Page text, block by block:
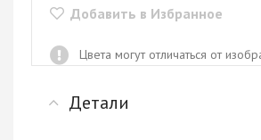
Добавить в Избранное
Цвета могут отличаться от
Детали